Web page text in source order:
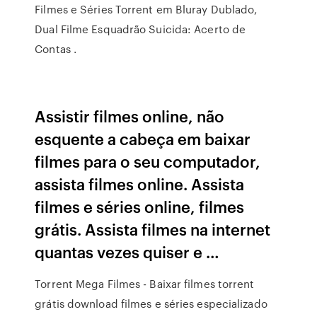
Filmes e Séries Torrent em Bluray Dublado,
Dual Filme Esquadrão Suicida: Acerto de
Contas .
Assistir filmes online, não
esquente a cabeça em baixar
filmes para o seu computador,
assista filmes online. Assista
filmes e séries online, filmes
grátis. Assista filmes na internet
quantas vezes quiser e …
Torrent Mega Filmes - Baixar filmes torrent
grátis download filmes e séries especializado